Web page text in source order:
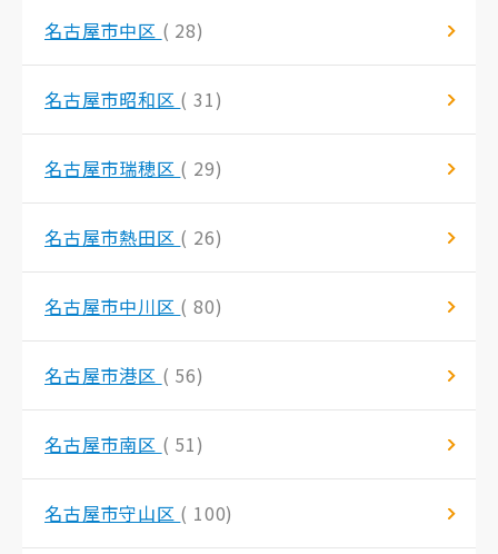
名古屋市中区 ( 28)
名古屋市昭和区 ( 31)
名古屋市瑞穂区 ( 29)
名古屋市熱田区 ( 26)
名古屋市中川区 ( 80)
名古屋市港区 ( 56)
名古屋市南区 ( 51)
名古屋市守山区 ( 100)